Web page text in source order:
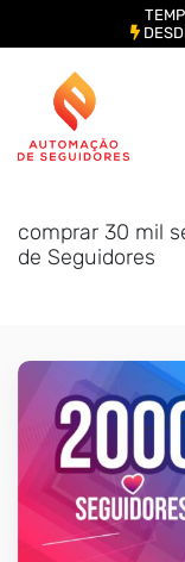
content
comprar 30 mil
de Seguidores